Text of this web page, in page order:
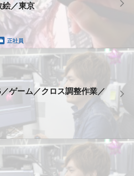
絵／東京
正社員
ゲーム／クロス調整作業／